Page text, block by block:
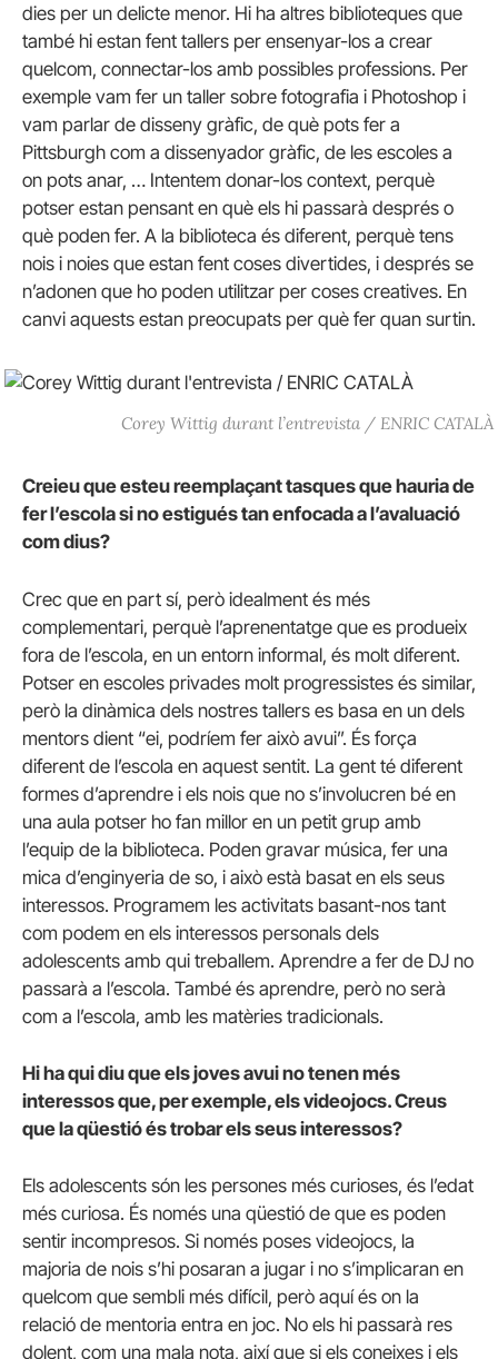
dies per un delicte menor. Hi ha altres biblioteques que
també hi estan fent tallers per ensenyar-los a crear
quelcom, connectar-los amb possibles professions. Per
exemple vam fer un taller sobre fotografia i Photoshop i
vam parlar de disseny gràfic, de què pots fer a
Pittsburgh com a dissenyador gràfic, de les escoles a
on pots anar, … Intentem donar-los context, perquè
potser estan pensant en què els hi passarà després o
què poden fer. A la biblioteca és diferent, perquè tens
nois i noies que estan fent coses divertides, i després se
n’adonen que ho poden utilitzar per coses creatives. En
canvi aquests estan preocupats per què fer quan surtin.
Corey Wittig durant l’entrevista / ENRIC CATALÀ
Creieu que esteu reemplaçant tasques que hauria de
fer l’escola si no estigués tan enfocada a l’avaluació
com dius?
Crec que en part sí, però idealment és més
complementari, perquè l’aprenentatge que es produeix
fora de l’escola, en un entorn informal, és molt diferent.
Potser en escoles privades molt progressistes és similar,
però la dinàmica dels nostres tallers es basa en un dels
mentors dient “ei, podríem fer això avui”. És força
diferent de l’escola en aquest sentit. La gent té diferent
formes d’aprendre i els nois que no s’involucren bé en
una aula potser ho fan millor en un petit grup amb
l’equip de la biblioteca. Poden gravar música, fer una
mica d’enginyeria de so, i això està basat en els seus
interessos. Programem les activitats basant-nos tant
com podem en els interessos personals dels
adolescents amb qui treballem. Aprendre a fer de DJ no
passarà a l’escola. També és aprendre, però no serà
com a l’escola, amb les matèries tradicionals.
Hi ha qui diu que els joves avui no tenen més
interessos que, per exemple, els videojocs. Creus
que la qüestió és trobar els seus interessos?
Els adolescents són les persones més curioses, és l’edat
més curiosa. És només una qüestió de que es poden
sentir incompresos. Si només poses videojocs, la
majoria de nois s’hi posaran a jugar i no s’implicaran en
quelcom que sembli més difícil, però aquí és on la
relació de mentoria entra en joc. No els hi passarà res
dolent, com una mala nota, així que si els coneixes i els